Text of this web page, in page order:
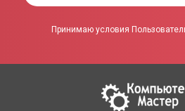
Принимаю условия